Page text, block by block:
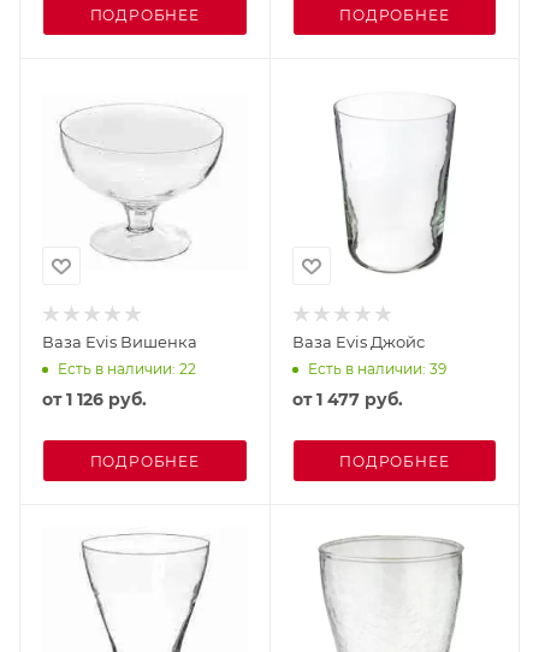
ПОДРОБНЕЕ ПОДРОБНЕЕ
Ваза Evis Вишенка
Есть в наличии: 22
от1 126 руб.
ПОДРОБНЕЕ
Ваза Evis Джойс
Есть в наличии: 39
от1 477 руб.
ПОДРОБНЕЕ